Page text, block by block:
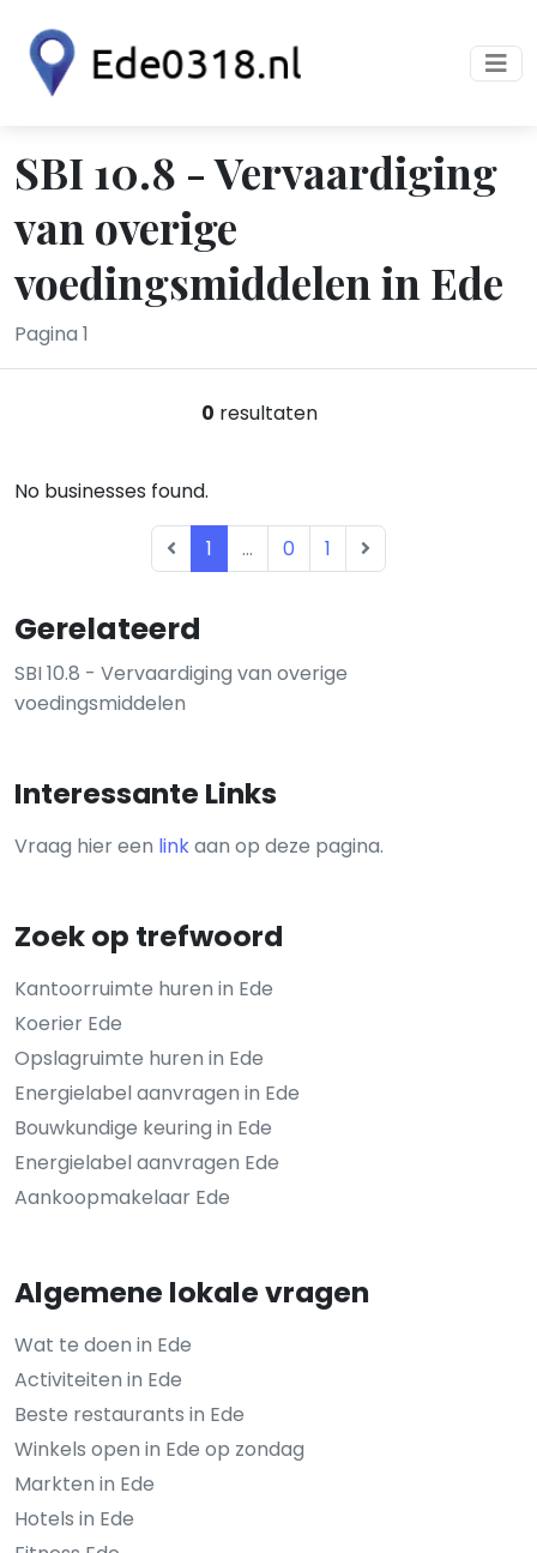
SBI 10.8 - Vervaardiging
van overige
voedingsmiddelen in Ede
Pagina 1
Gerelateerd
SBI 10.8 - Vervaardiging van overige
voedingsmiddelen
Interessante Links
Vraag hier een linkaan op deze pagina.
Zoek op trefwoord
Kantoorruimte huren in Ede
Koerier Ede
Opslagruimte huren in Ede
Energielabel aanvragen in Ede
Bouwkundige keuring in Ede
Energielabel aanvragen Ede
Aankoopmakelaar Ede
Algemene lokale vragen
Wat te doen in Ede
Activiteiten in Ede
Beste restaurants in Ede
Winkels open in Ede op zondag
Markten in Ede
Hotels in Ede
0 resultaten
No businesses found.
1 ... 0 1